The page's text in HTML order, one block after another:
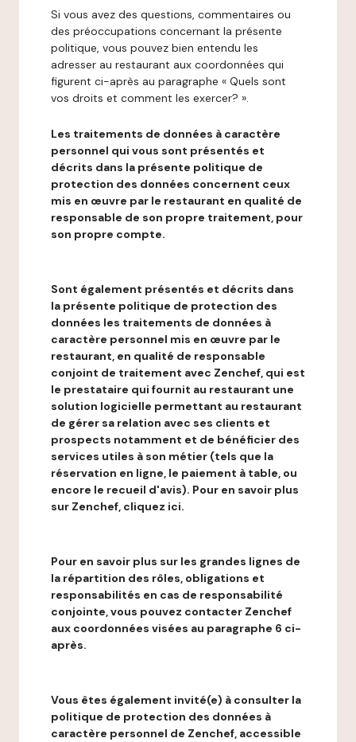
Si vous avez des questions, commentaires ou
des préoccupations concernant la présente
politique, vous pouvez bien entendu les
adresser au restaurant aux coordonnées qui
figurent ci-après au paragraphe « Quels sont
vos droits et comment les exercer? ».
Les traitements de données à caractère
personnel qui vous sont présentés et
décrits dans la présente politique de
protection des données concernent ceux
mis en œuvre par le restaurant en qualité de
responsable de son propre traitement, pour
son propre compte.
Sont également présentés et décrits dans
la présente politique de protection des
données les traitements de données à
caractère personnel mis en œuvre par le
restaurant, en qualité de responsable
conjoint de traitement avec Zenchef, qui est
le prestataire qui fournit au restaurant une
solution logicielle permettant au restaurant
de gérer sa relation avec ses clients et
prospects notamment et de bénéficier des
services utiles à son métier (tels que la
réservation en ligne, le paiement à table, ou
encore le recueil d'avis). Pour en savoir plus
sur Zenchef, cliquez ici.
Pour en savoir plus sur les grandes lignes de
la répartition des rôles, obligations et
responsabilités en cas de responsabilité
conjointe, vous pouvez contacter Zenchef
aux coordonnées visées au paragraphe 6 ci-
après.
Vous êtes également invité(e) à consulter la
politique de protection des données à
caractère personnel de Zenchef, accessible